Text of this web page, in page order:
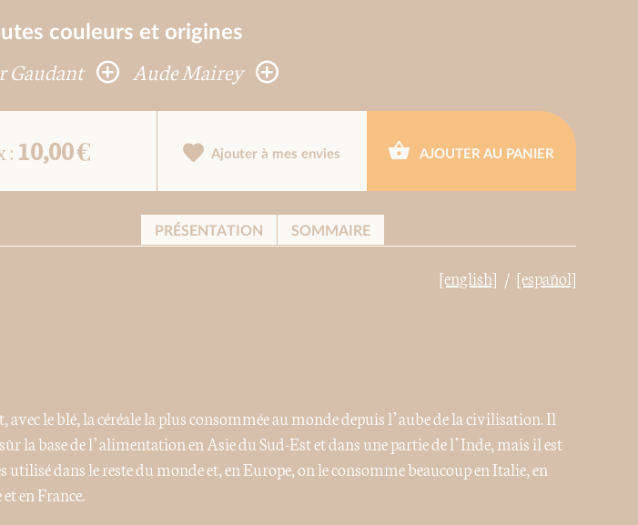
couleurs et origines
Gaudant Aude Mairey
: 10,00 € Ajouter à mes envies AJOUTER AU PANIER
PRÉSENTATION SOMMAIRE
[english] [español]
avec le blé, la céréale la plus consommée au monde depuis l’aube de la civilisation. Il
la base de l’alimentation en Asie du Sud-Est et dans une partie de l’Inde, mais il est
utilisé dans le reste du monde et, en Europe, on le consomme beaucoup en Italie, en
en France.